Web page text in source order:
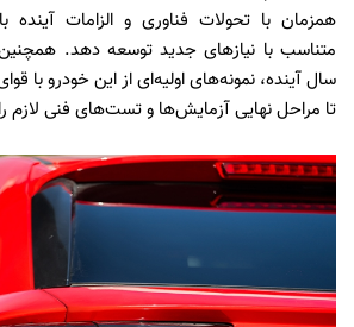
همزمان با تحولات فناوری و الزامات آینده
متناسب با نیازهای جدید توسعه دهد.
سال آینده، نمونه‌های اولیه‌ای از این خودرو با
تا مراحل نهایی آزمایش‌ها و تست‌های فنی لازم